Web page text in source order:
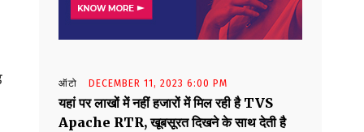
ऑटो DECEMBER 11, 2023 6:00 PM
यहां पर लाखों में नहीं हजारों में मिल रही है TVS
Apache RTR, खूबसूरत दिखने के साथ देती है